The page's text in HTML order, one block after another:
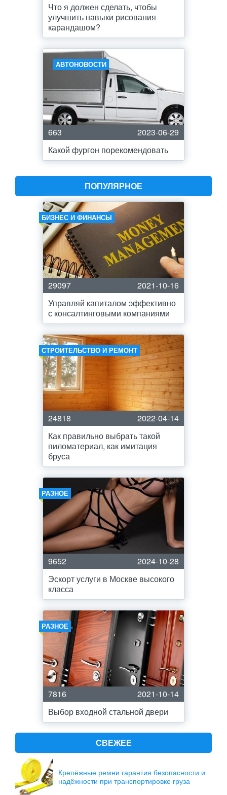
Что я должен сделать, чтобы
улучшить навыки рисования
карандашом?
АВТОНОВОСТИ
663
2023-06-29
Какой фургон порекомендовать
ПОПУЛЯРНОЕ
БИЗНЕС И ФИНАНСЫ
29097
2021-10-16
Управляй капиталом эффективно
с консалтинговыми компаниями
СТРОИТЕЛЬСТВО И РЕМОНТ
24818
2022-04-14
Как правильно выбрать такой
пиломатериал, как имитация
бруса
РАЗНОЕ
9652
2024-10-28
Эскорт услуги в Москве высокого
класса
РАЗНОЕ
7816
2021-10-14
Выбор входной стальной двери
СВЕЖЕЕ
Крепёжные ремни гарантия безопасности и
надёжности при транспортировке груза